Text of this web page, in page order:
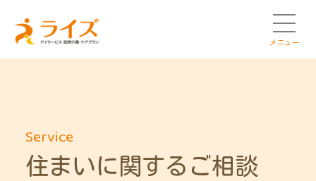
メニュー
Service
住まいに関するご相談